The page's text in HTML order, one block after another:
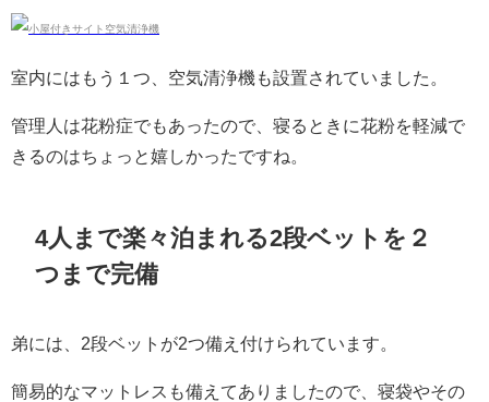
室内にはもう１つ、空気清浄機も設置されていました。
管理人は花粉症でもあったので、寝るときに花粉を軽減で
きるのはちょっと嬉しかったですね。
4人まで楽々泊まれる2段ベットを２
つまで完備
弟には、2段ベットが2つ備え付けられています。
簡易的なマットレスも備えてありましたので、寝袋やその